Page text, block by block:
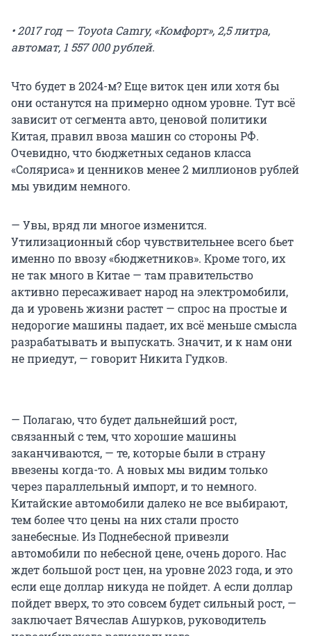
• 2017 год — Toyota Camry, «Комфорт», 2,5 литра,
автомат, 1 557 000 рублей.
Что будет в 2024-м? Еще виток цен или хотя бы
они останутся на примерно одном уровне. Тут всё
зависит от сегмента авто, ценовой политики
Китая, правил ввоза машин со стороны РФ.
Очевидно, что бюджетных седанов класса
«Соляриса» и ценников менее 2 миллионов рублей
мы увидим немного.
— Увы, вряд ли многое изменится.
Утилизационный сбор чувствительнее всего бьет
именно по ввозу «бюджетников». Кроме того, их
не так много в Китае — там правительство
активно пересаживает народ на электромобили,
да и уровень жизни растет — спрос на простые и
недорогие машины падает, их всё меньше смысла
разрабатывать и выпускать. Значит, и к нам они
не приедут, — говорит Никита Гудков.
— Полагаю, что будет дальнейший рост,
связанный с тем, что хорошие машины
заканчиваются, — те, которые были в страну
ввезены когда-то. А новых мы видим только
через параллельный импорт, и то немного.
Китайские автомобили далеко не все выбирают,
тем более что цены на них стали просто
занебесные. Из Поднебесной привезли
автомобили по небесной цене, очень дорого. Нас
ждет большой рост цен, на уровне 2023 года, и это
если еще доллар никуда не пойдет. А если доллар
пойдет вверх, то это совсем будет сильный рост, —
заключает Вячеслав Ашурков, руководитель